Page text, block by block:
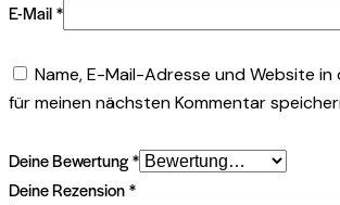
E-Mail*
Name, E-Mail-Adresse und Website in
für meinen nächsten Kommentar
Deine Bewertung*
Deine Rezension*